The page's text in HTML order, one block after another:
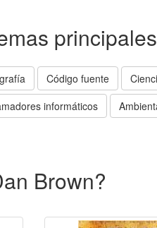
Código fuente
informáticos
Brown?